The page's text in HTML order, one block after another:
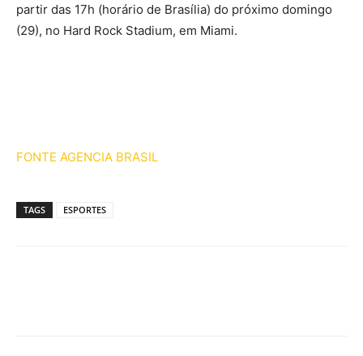
partir das 17h (horário de Brasília) do próximo domingo
(29), no Hard Rock Stadium, em Miami.
FONTE AGENCIA BRASIL
TAGS ESPORTES